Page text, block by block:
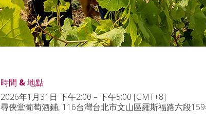
時間 & 地點
2026年1月31日 下午2:00 – 下午5:00 [GMT+8]
尋俠堂葡萄酒鋪, 116台灣台北市文山區羅斯福路六段